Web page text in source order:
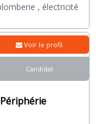
, électricité
Voir le profil
Candidat